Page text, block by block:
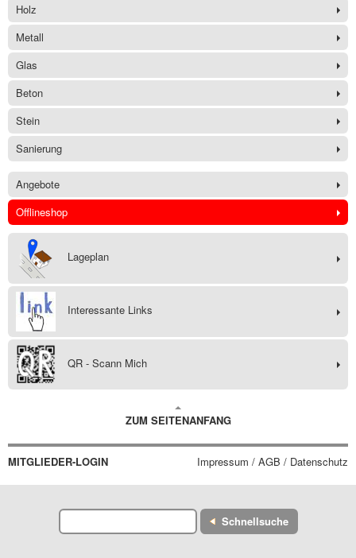
Holz
Metall
Glas
Beton
Stein
Sanierung
Angebote
Offlineshop
Lageplan
Interessante Links
QR - Scann Mich
ZUM SEITENANFANG
MITGLIEDER-LOGIN Impressum / AGB / Datenschutz
Schnellsuche